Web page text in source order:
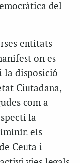
del
entitats
on es
la disposició
Ciutadana,
com a
la
els
Ceuta i